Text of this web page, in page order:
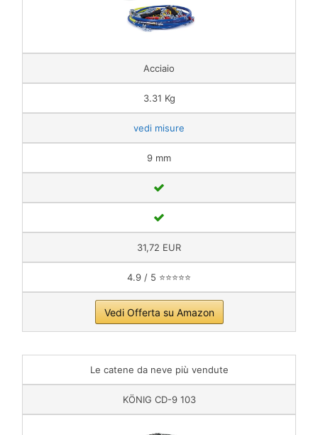
Acciaio
‎3.31 Kg
vedi misure
9 mm
31,72 EUR
4.9 / 5 ⭐⭐⭐⭐⭐
Vedi Offerta su Amazon
Le catene da neve più vendute
KÖNIG CD-9 103